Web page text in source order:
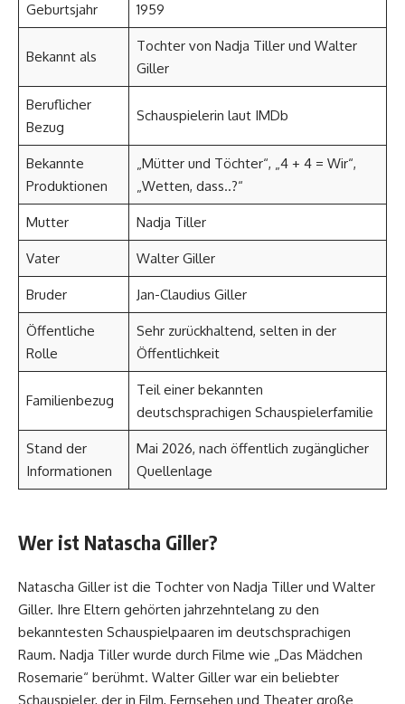
Geburtsjahr 1959
Bekannt als
Tochter von Nadja Tiller und Walter
Giller
Beruflicher
Bezug
Schauspielerin laut IMDb
Bekannte
Produktionen
„Mütter und Töchter“, „4 + 4 = Wir“,
„Wetten, dass..?“
Mutter Nadja Tiller
Vater Walter Giller
Bruder Jan-Claudius Giller
Öffentliche
Rolle
Sehr zurückhaltend, selten in der
Öffentlichkeit
Familienbezug
Teil einer bekannten
deutschsprachigen Schauspielerfamilie
Stand der
Informationen
Mai 2026, nach öffentlich zugänglicher
Quellenlage
Wer ist Natascha Giller?
Natascha Giller ist die Tochter von Nadja Tiller und Walter
Giller. Ihre Eltern gehörten jahrzehntelang zu den
bekanntesten Schauspielpaaren im deutschsprachigen
Raum. Nadja Tiller wurde durch Filme wie „Das Mädchen
Rosemarie“ berühmt. Walter Giller war ein beliebter
Schauspieler, der in Film, Fernsehen und Theater große